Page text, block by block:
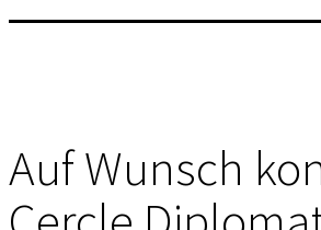
Auf Wunsch